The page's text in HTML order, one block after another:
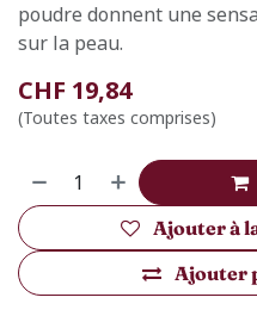
poudre donnent une
sur la peau.
CHF 19,84
(Toutes taxes comprises)
Ajouter
Ajouter à